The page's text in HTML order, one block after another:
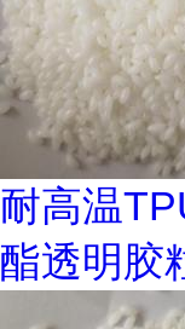
耐高温
酯透明胶